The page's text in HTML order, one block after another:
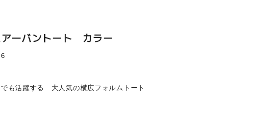
アーバントート カラー
も活躍する 大人気の横広フォルムトート